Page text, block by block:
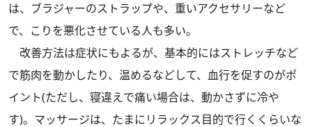
は、ブラジャーのストラップや、重いアクセサリーなど
で、こりを悪化させている人も多い。
改善方法は症状にもよるが、基本的にはストレッチなど
で筋肉を動かしたり、温めるなどして、血行を促すのがポ
イント(ただし、寝違えで痛い場合は、動かさずに冷や
す)。マッサージは、たまにリラックス目的で行くくらいな